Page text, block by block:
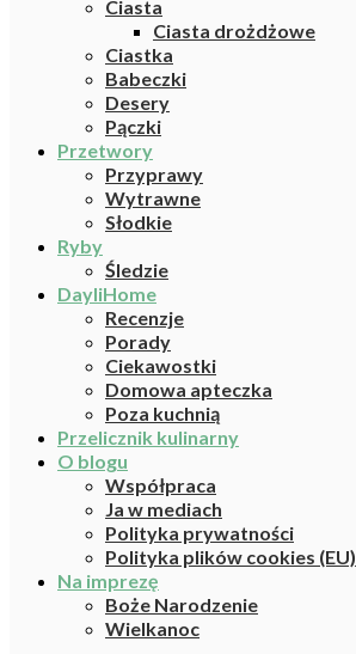
Ciasta
Ciasta drożdżowe
Ciastka
Babeczki
Desery
Pączki
Przetwory
Przyprawy
Wytrawne
Słodkie
Ryby
Śledzie
DayliHome
Recenzje
Porady
Ciekawostki
Domowa apteczka
Poza kuchnią
Przelicznik kulinarny
O blogu
Współpraca
Ja w mediach
Polityka prywatności
Polityka plików cookies (EU)
Na imprezę
Boże Narodzenie
Wielkanoc